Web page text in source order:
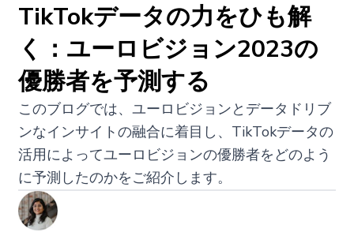
TikTokデータの力をひも解
く：ユーロビジョン2023の
優勝者を予測する
このブログでは、ユーロビジョンとデータドリブ
ンなインサイトの融合に着目し、TikTokデータの
活用によってユーロビジョンの優勝者をどのよう
に予測したのかをご紹介します。